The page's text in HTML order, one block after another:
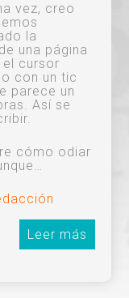
vez, creo
la
una página
cursor
con un tic
parece un
Así se
cómo odiar
Leer más